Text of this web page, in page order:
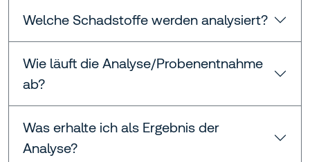
Welche Schadstoffe werden analysiert?
Wie läuft die Analyse/Probenentnahme
ab?
Was erhalte ich als Ergebnis der
Analyse?